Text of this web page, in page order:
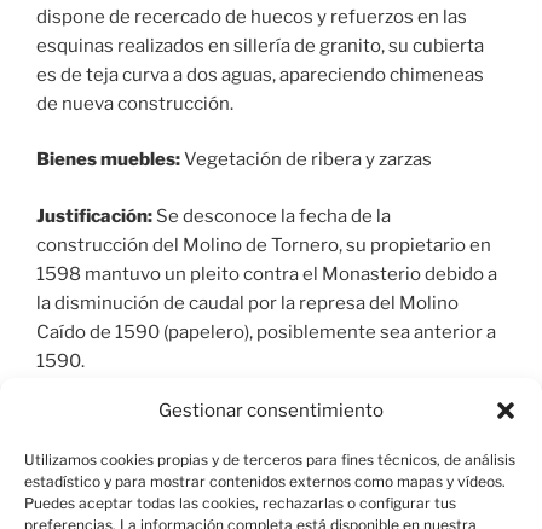
Gestionar consentimiento
Utilizamos cookies propias y de terceros para fines técnicos, de análisis
estadístico y para mostrar contenidos externos como mapas y vídeos.
Puedes aceptar todas las cookies, rechazarlas o configurar tus
preferencias. La información completa está disponible en nuestra
dispone de recercado de huecos y refuerzos en las
esquinas realizados en sillería de granito, su cubierta
es de teja curva a dos aguas, apareciendo chimeneas
de nueva construcción.
Bienes muebles:Vegetación de ribera y zarzas
Justificación: Se desconoce la fecha de la
construcción del Molino de Tornero, su propietario en
1598 mantuvo un pleito contra el Monasterio debido a
la disminución de caudal por la represa del Molino
Caído de 1590 (papelero), posiblemente sea anterior a
1590.
Sentencia dictada por el alcalde mayor de El Escorial,
entre el Monasterio y Miguel García de Susaña. AGP
del monasterio. Noviembre de 1598. Leg 1750.